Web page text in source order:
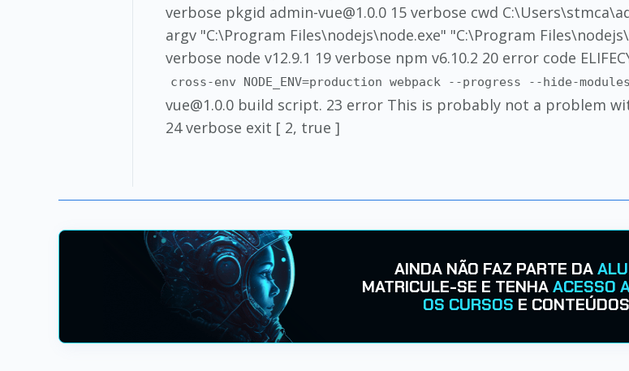
verbose pkgid admin-vue@1.0.0 15 verbose cwd
argv "C:\Program Files\nodejs\node.exe" "C:\Program
verbose node v12.9.1 19 verbose npm v6.10.2 20 error code
cross-env NODE_ENV=production webpack --progress --hide-modules
vue@1.0.0 build script. 23 error This is probably not a problem
24 verbose exit [ 2, true ]
AINDA NÃO FAZ PARTE DA
MATRICULE-SE E TENHAACESSO
OS CURSOS E CONTEÚDOS